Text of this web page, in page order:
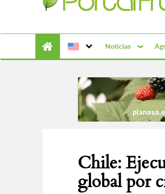
Noticias
Chile:
global por